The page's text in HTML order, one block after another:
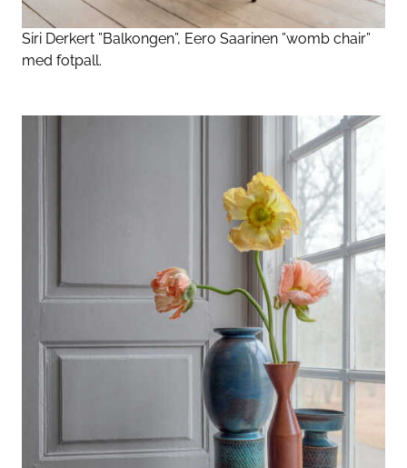
Siri Derkert ”Balkongen”, Eero Saarinen ”womb chair”
med fotpall.